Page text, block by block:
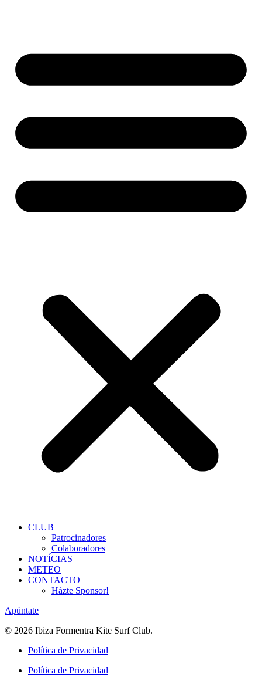
CLUB
Patrocinadores
Colaboradores
NOTÍCIAS
METEO
CONTACTO
Házte Sponsor!
Apúntate
© 2026 Ibiza Formentra Kite Surf Club.
Política de Privacidad
Política de Privacidad